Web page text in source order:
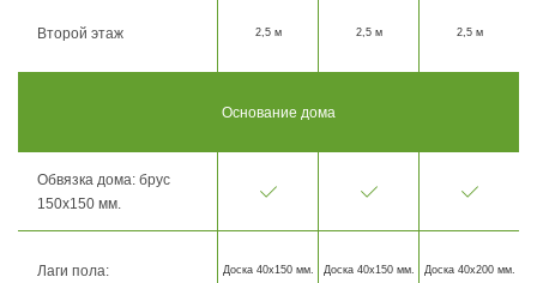
Второй этаж 2,5 м 2,5 м 2,5 м
Основание дома
Обвязка дома: брус
150х150 мм.
Лаги пола: Доска 40х150 мм. Доска 40х150 мм. Доска 40х200 мм.